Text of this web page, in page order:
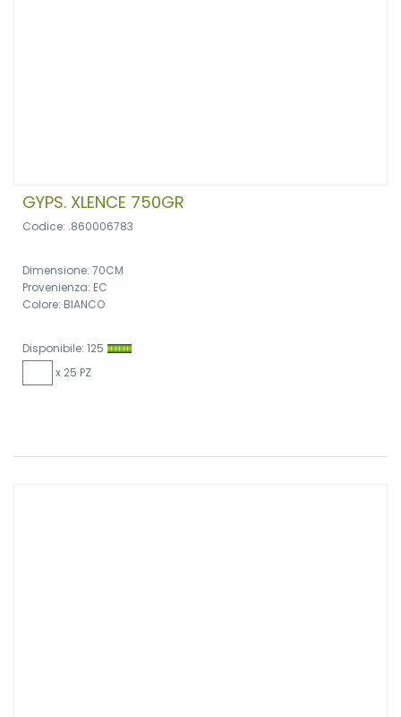
GYPS. XLENCE 750GR
Codice: .860006783
Dimensione: 70CM
Provenienza: EC
Colore: BIANCO
Disponibile: 125
x 25 PZ